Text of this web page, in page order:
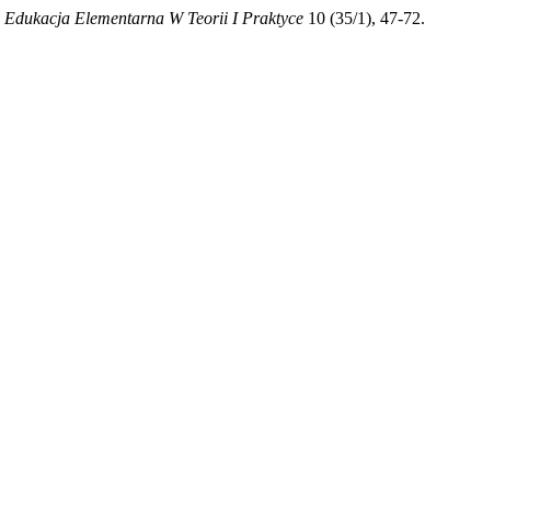
Edukacja Elementarna W Teorii I Praktyce 10 (35/1), 47-72.